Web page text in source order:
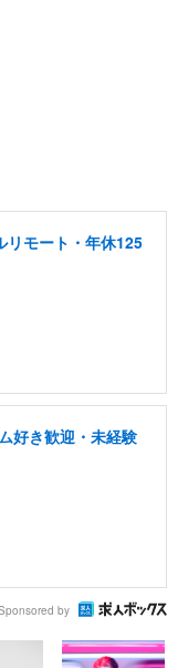
リモート・年休125
好き歓迎・未経験
by